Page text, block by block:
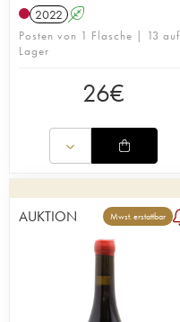
2022 A
Posten von 1 Flasche | 13 auf
Lager
26€
AUKTION Mwst. erstattbar